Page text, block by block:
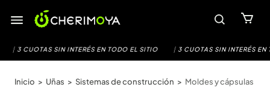
3 CUOTAS SIN INTERÉS EN TODO EL SITIO 3 CUOTAS SIN INTERÉS EN
Inicio > Uñas > Sistemas de construcción > Moldes y cápsulas